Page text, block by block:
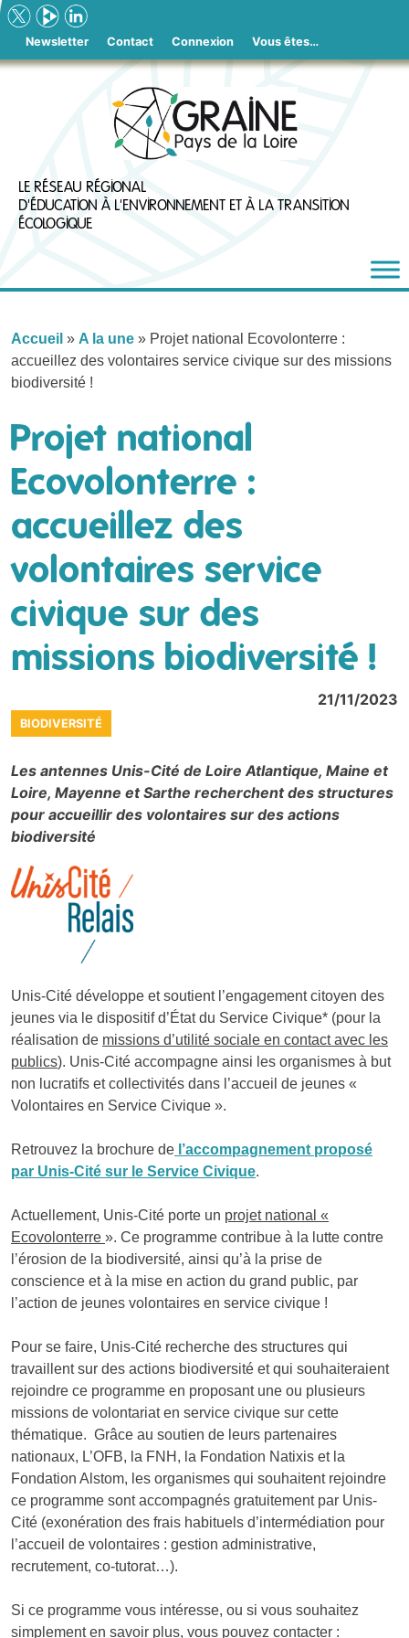
Skip
to
Newsletter Contact Connexion Vous êtes…
LE RÉSEAU RÉGIONAL
D'ÉDUCATION À L'ENVIRONNEMENT ET À LA TRANSITION
ÉCOLOGIQUE
Accueil » A la une » Projet national Ecovolonterre :
accueillez des volontaires service civique sur des missions
biodiversité !
Projet national
Ecovolonterre :
accueillez des
volontaires service
civique sur des
missions biodiversité !
21/11/2023
BIODIVERSITÉ
Les antennes Unis-Cité de Loire Atlantique, Maine et
Loire, Mayenne et Sarthe recherchent des structures
pour accueillir des volontaires sur des actions
biodiversité
Unis-Cité développe et soutient l’engagement citoyen des
jeunes via le dispositif d’État du Service Civique* (pour la
réalisation de missions d’utilité sociale en contact avec les
publics). Unis-Cité accompagne ainsi les organismes à but
non lucratifs et collectivités dans l’accueil de jeunes «
Volontaires en Service Civique ».
Retrouvez la brochure de l’accompagnement proposé
par Unis-Cité sur le Service Civique.
Actuellement, Unis-Cité porte un projet national «
Ecovolonterre ». Ce programme contribue à la lutte contre
l’érosion de la biodiversité, ainsi qu’à la prise de
conscience et à la mise en action du grand public, par
l’action de jeunes volontaires en service civique !
Pour se faire, Unis-Cité recherche des structures qui
travaillent sur des actions biodiversité et qui souhaiteraient
rejoindre ce programme en proposant une ou plusieurs
missions de volontariat en service civique sur cette
thématique. Grâce au soutien de leurs partenaires
nationaux, L’OFB, la FNH, la Fondation Natixis et la
Fondation Alstom, les organismes qui souhaitent rejoindre
ce programme sont accompagnés gratuitement par Unis-
Cité (exonération des frais habituels d’intermédiation pour
l’accueil de volontaires : gestion administrative,
recrutement, co-tutorat…).
Si ce programme vous intéresse, ou si vous souhaitez
simplement en savoir plus, vous pouvez contacter :